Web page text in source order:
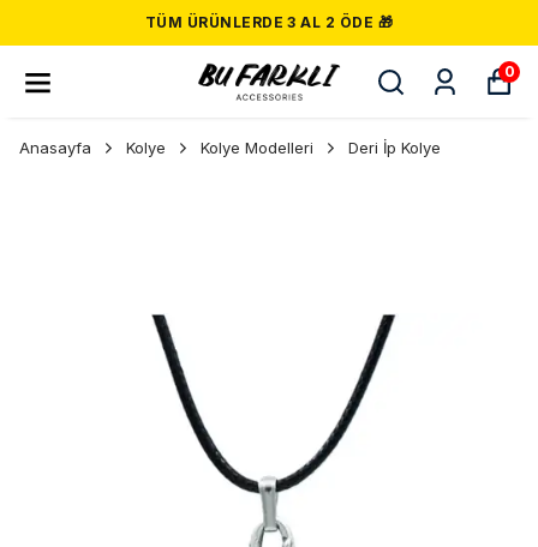
TÜM ÜRÜNLERDE 3 AL 2 ÖDE 🎁
0
Anasayfa Kolye Kolye Modelleri Deri İp Kolye